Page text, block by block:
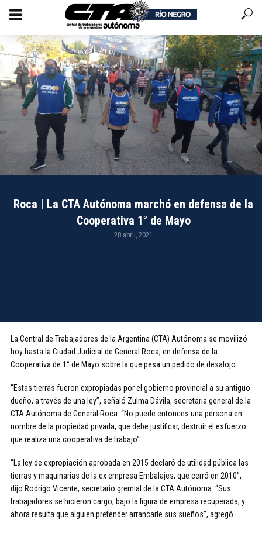
Roca | La CTA Autónoma marchó en defensa de la
Cooperativa 1° de Mayo
28 abril, 2021
La Central de Trabajadores de la Argentina (CTA) Autónoma se movilizó
hoy hasta la Ciudad Judicial de General Roca, en defensa de la
Cooperativa de 1° de Mayo sobre la que pesa un pedido de desalojo.
“Estas tierras fueron expropiadas por el gobierno provincial a su antiguo
dueño, a través de una ley”, señaló Zulma Dávila, secretaria general de la
CTA Autónoma de General Roca. “No puede entonces una persona en
nombre de la propiedad privada, que debe justificar, destruir el esfuerzo
que realiza una cooperativa de trabajo”.
“La ley de expropiación aprobada en 2015 declaró de utilidad pública las
tierras y maquinarias de la ex empresa Embalajes, que cerró en 2010”,
dijo Rodrigo Vicente, secretario gremial de la CTA Autónoma. “Sus
trabajadores se hicieron cargo, bajo la figura de empresa recuperada, y
ahora resulta que alguien pretender arrancarle sus sueños”, agregó.